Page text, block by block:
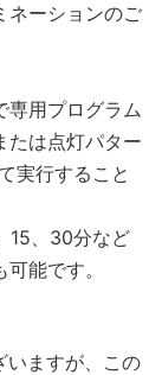
ネーションのご
専用プログラム
たは点灯パター
実行すること
15、30分など
能です。
いますが、この